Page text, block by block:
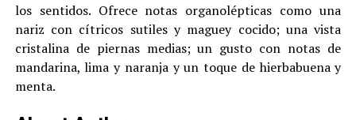
los sentidos. Ofrece notas organolépticas como una
nariz con cítricos sutiles y maguey cocido; una vista
cristalina de piernas medias; un gusto con notas de
mandarina, lima y naranja y un toque de hierbabuena y
menta.